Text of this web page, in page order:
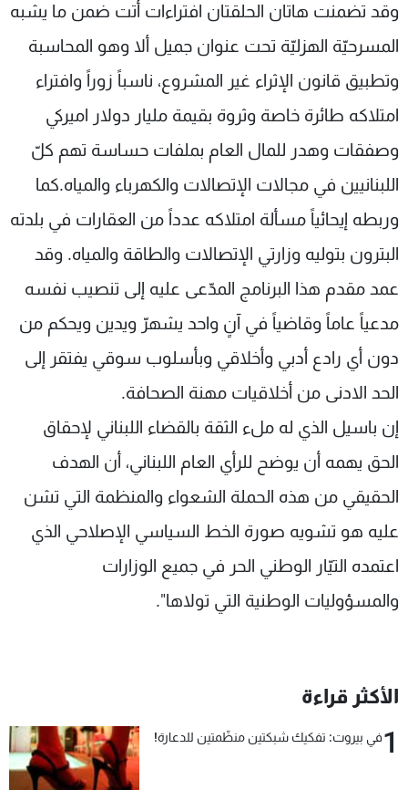
وقد تضمنت هاتان الحلقتان افتراءات أتت ضمن ما يشبه
المسرحيّة الهزليّة تحت عنوان جميل ألا وهو المحاسبة
وتطبيق قانون الإثراء غير المشروع، ناسباً زوراً وافتراء
امتلاكه طائرة خاصة وثروة بقيمة مليار دولار اميركي
وصفقات وهدر للمال العام بملفات حساسة تهم كلّ
اللبنانيين في مجالات الإتصالات والكهرباء والمياه.كما
وربطه إيحائياً مسألة امتلاكه عدداً من العقارات في بلدته
البترون بتوليه وزارتي الإتصالات والطاقة والمياه. وقد
عمد مقدم هذا البرنامج المدّعى عليه إلى تنصيب نفسه
مدعياً عاماً وقاضياً في آنٍ واحد يشهرّ ويدين ويحكم من
دون أي رادع أدبي وأخلاقي وبأسلوب سوقي يفتقر إلى
الحد الادنى من أخلاقيات مهنة الصحافة.
إن باسيل الذي له ملء الثقة بالقضاء اللبناني لإحقاق
الحق يهمه أن يوضح للرأي العام اللبناني، أن الهدف
الحقيقي من هذه الحملة الشعواء والمنظمة التي تشن
عليه هو تشويه صورة الخط السياسي الإصلاحي الذي
اعتمده التيّار الوطني الحر في جميع الوزارات
والمسؤوليات الوطنية التي تولاها".
الأكثر قراءة
1في بيروت: تفكيك شبكتين منظّمتين للدعارة!